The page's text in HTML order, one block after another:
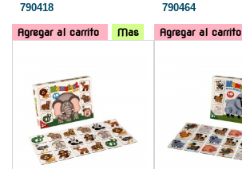
790418
Agregar al carrito Mas
790464
Agregar al carrito